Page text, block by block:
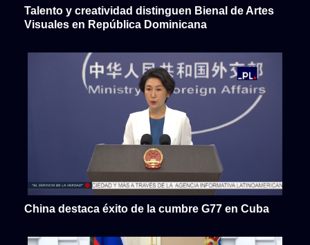
Talento y creatividad distinguen Bienal de Artes
Visuales en República Dominicana
China destaca éxito de la cumbre G77 en Cuba